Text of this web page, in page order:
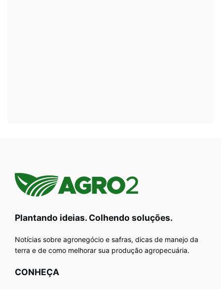
Plantando ideias. Colhendo soluções.
Notícias sobre agronegócio e safras, dicas de manejo da
terra e de como melhorar sua produção agropecuária.
CONHEÇA